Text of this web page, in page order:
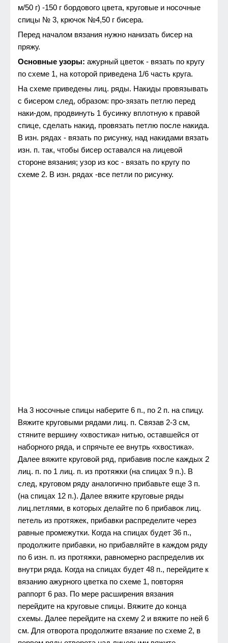
м/50 г) -150 г бордового цвета, круговые и носочные
спицы № 3, крючок №4,50 г бисера.
Перед началом вязания нужно нанизать бисер на
пряжу.
Основные узоры: ажурный цветок - вязать по кругу
по схеме 1, на которой приведена 1/6 часть круга.
На схеме приведены лиц. ряды. Накиды провязывать
с бисером след, образом: про-зязать петлю перед
наки-дом, продвинуть 1 бусинку вплотную к правой
спице, сделать накид, провязать петлю после накида.
В изн. рядах - вязать по рисунку, над накидами вязать
изн. п. так, чтобы бисер оставался на лицевой
стороне вязания; узор из кос - вязать по кругу по
схеме 2. В изн. рядах -все петли по рисунку.
На 3 носочные спицы наберите 6 п., по 2 п. на спицу.
Вяжите круговыми рядами лиц. п. Связав 2-3 см,
стяните вершину «хвостика» нитью, оставшейся от
наборного ряда, и спрячьте ее внутрь «хвостика».
Далее вяжите круговой ряд, прибавив после каждых 2
лиц. п. по 1 лиц. п. из протяжки (на спицах 9 п.). В
след, круговом ряду аналогично прибавьте еще 3 п.
(на спицах 12 п.). Далее вяжите круговые ряды
лиц.петлями, в которых делайте по 6 прибавок лиц.
петель из протяжек, прибавки распределите через
равные промежутки. Когда на спицах будет 36 п.,
продолжите прибавки, но прибавляйте в каждом ряду
по 6 изн. п. из протяжки, равномерно распределив их
внутри ряда. Когда на спицах будет 48 п., перейдите к
вязанию ажурного цветка по схеме 1, повторяя
раппорт 6 раз. По мере расширения вязания
перейдите на круговые спицы. Вяжите до конца
схемы. Далее перейдите на схему 2 и вяжите по ней 6
см. Для отворота продолжите вязание по схеме 2, в